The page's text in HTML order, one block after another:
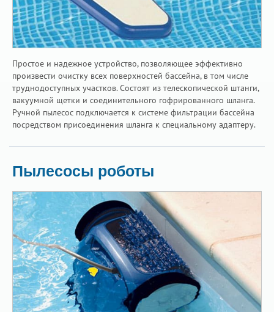
Простое и надежное устройство, позволяющее эффективно
произвести очистку всех поверхностей бассейна, в том числе
труднодоступных участков. Состоят из телескопической штанги,
вакуумной щетки и соединительного гофрированного шланга.
Ручной пылесос подключается к системе фильтрации бассейна
посредством присоединения шланга к специальному адаптеру.
Пылесосы роботы